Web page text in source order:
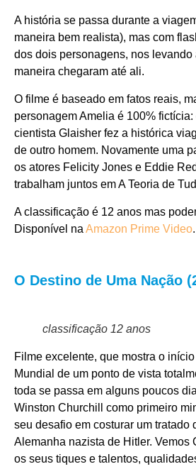
A história se passa durante a
maneira bem realista), mas com
dos dois personagens, nos levando
maneira chegaram até ali.
O filme é baseado em fatos reais,
personagem Amelia é 100%
cientista Glaisher fez a histórica
de outro homem. Novamente uma
os atores Felicity Jones e Eddie
trabalham juntos em A Teoria de
A classificação é 12 anos mas
Disponível na Amazon Prime Video.
O Destino de Uma Nação
classificação 12 anos
Filme excelente, que mostra o
Mundial de um ponto de vista
toda se passa em alguns poucos
Winston Churchill como primeiro
seu desafio em costurar um tratado
Alemanha nazista de Hitler. Vemos
os seus tiques e talentos,